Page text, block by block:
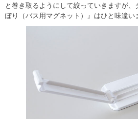
と巻き取るようにして絞っていきますが、
ぼり（バス用マグネット）』はひと味違い